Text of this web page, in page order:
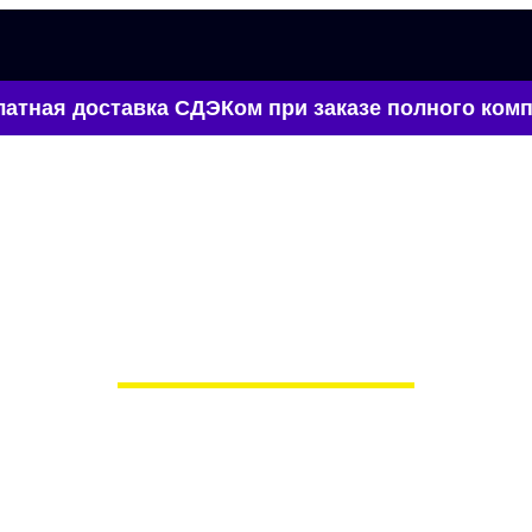
доставка СДЭКом при заказе полного